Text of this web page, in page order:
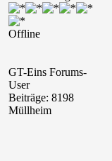
Offline
GT-Eins Forums-
User
Beiträge: 8198
Müllheim